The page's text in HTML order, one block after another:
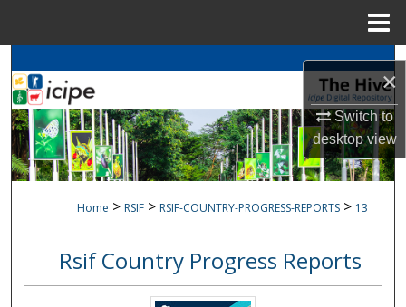
×
Switch to
desktopview
Search
BrowseicipeCollections
My Account
About
Digital Commons Network™
Home > RSIF > RSIF-COUNTRY-PROGRESS-REPORTS > 13
Rsif Country Progress Reports